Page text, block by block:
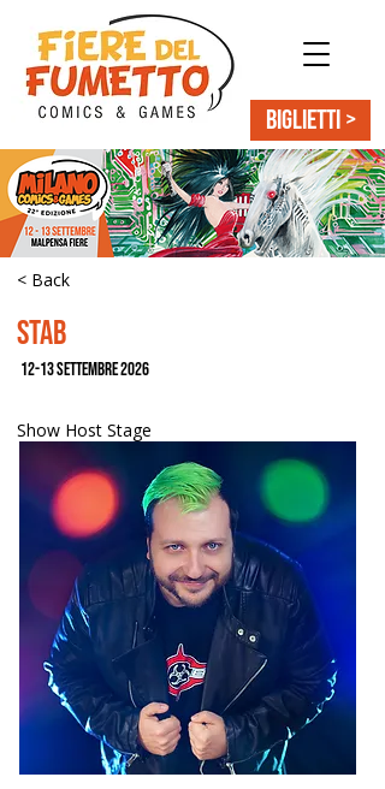
BIGLIETTI >
< Back
Stab
12-13 settembre 2026
Show Host Stage